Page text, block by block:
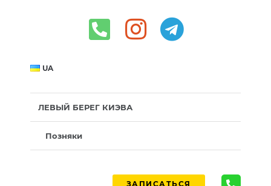
UA
ЛЕВЫЙ БЕРЕГ КИЭВА
Позняки
ЗАПИСАТЬСЯ